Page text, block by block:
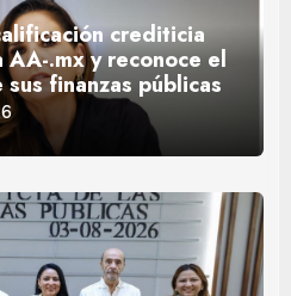
crediticia
AA-.mx y reconoce el
finanzas públicas